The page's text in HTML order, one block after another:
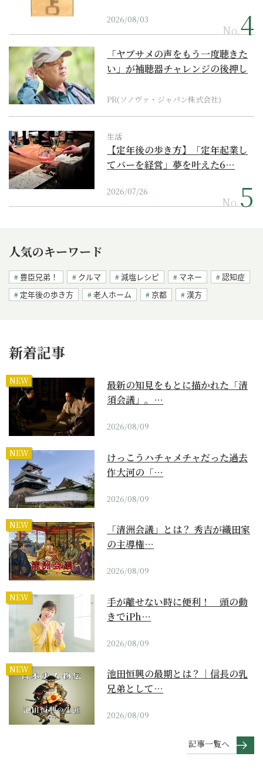
2026/08/03
No.
「ヤブサメの声をもう一度聴きた
い」が補聴器チャレンジの後押し
PR(ソノヴァ・ジャパン株式会社)
生活
【定年後の歩き方】「定年起業し
てバーを経営」夢を叶えた6…
2026/07/26
No.
人気のキーワード
豊臣兄弟！ クルマ 減塩レシピ マネー
認知症
定年後の歩き方
老人ホーム 京都 漢方
新着記事
NEW
最新の知見をもとに描かれた「清
須会議」。…
2026/08/09
NEW
けっこうハチャメチャだった過去
作大河の「…
2026/08/09
NEW
「清洲会議」とは？ 秀吉が織田家
の主導権…
2026/08/09
NEW
手が離せない時に便利！ 頭の動
きでiPh…
2026/08/09
NEW
池田恒興の最期とは？｜信長の乳
兄弟として…
2026/08/09
記事一覧へ